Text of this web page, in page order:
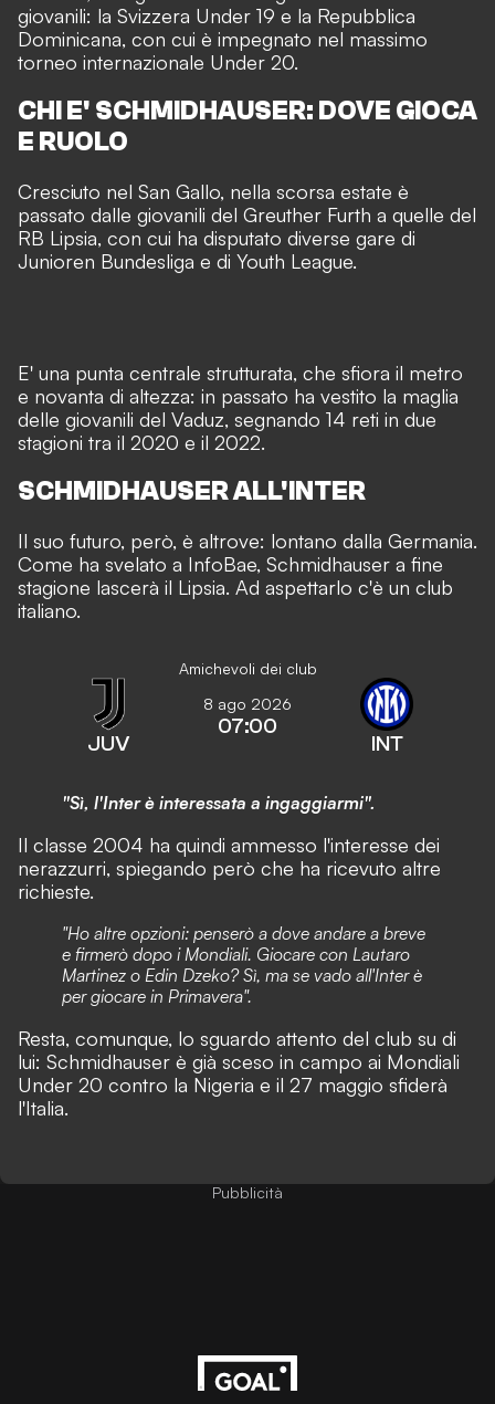
giovanili: la Svizzera Under 19 e la Repubblica
Dominicana, con cui è impegnato nel massimo
torneo internazionale Under 20.
CHI E' SCHMIDHAUSER: DOVE GIOCA
E RUOLO
Cresciuto nel San Gallo, nella scorsa estate è
passato dalle giovanili del Greuther Furth a quelle del
RB Lipsia, con cui ha disputato diverse gare di
Junioren Bundesliga e di Youth League.
E' una punta centrale strutturata, che sfiora il metro
e novanta di altezza: in passato ha vestito la maglia
delle giovanili del Vaduz, segnando 14 reti in due
stagioni tra il 2020 e il 2022.
SCHMIDHAUSER ALL'INTER
Il suo futuro, però, è altrove: lontano dalla Germania.
Come ha svelato a InfoBae, Schmidhauser a fine
stagione lascerà il Lipsia. Ad aspettarlo c'è un club
italiano.
Amichevoli dei club
JUV
8 ago 2026
07:00
INT
"Sì, l'Inter è interessata a ingaggiarmi".
Il classe 2004 ha quindi ammesso l'interesse dei
nerazzurri, spiegando però che ha ricevuto altre
richieste.
"Ho altre opzioni: penserò a dove andare a breve
e firmerò dopo i Mondiali. Giocare con Lautaro
Martinez o Edin Dzeko? Sì, ma se vado all'Inter è
per giocare in Primavera".
Resta, comunque, lo sguardo attento del club su di
lui: Schmidhauser è già sceso in campo ai Mondiali
Under 20 contro la Nigeria e il 27 maggio sfiderà
l'Italia.
Pubblicità